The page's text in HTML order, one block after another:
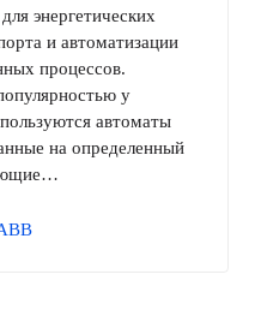
энергетических
и автоматизации
процессов.
у
автоматы
на определенный